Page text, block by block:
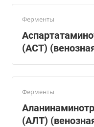
Ферменты
(АСТ)
Ферменты
(АЛТ)